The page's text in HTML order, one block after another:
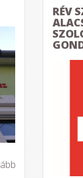
RÉV